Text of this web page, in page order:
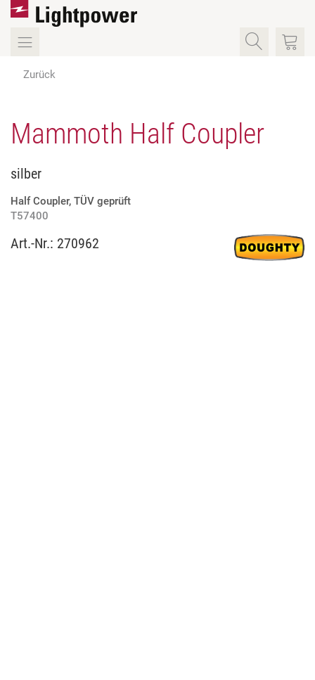
Zurück
Mammoth Half Coupler
silber
Half Coupler, TÜV geprüft
T57400
Art.-Nr.: 270962